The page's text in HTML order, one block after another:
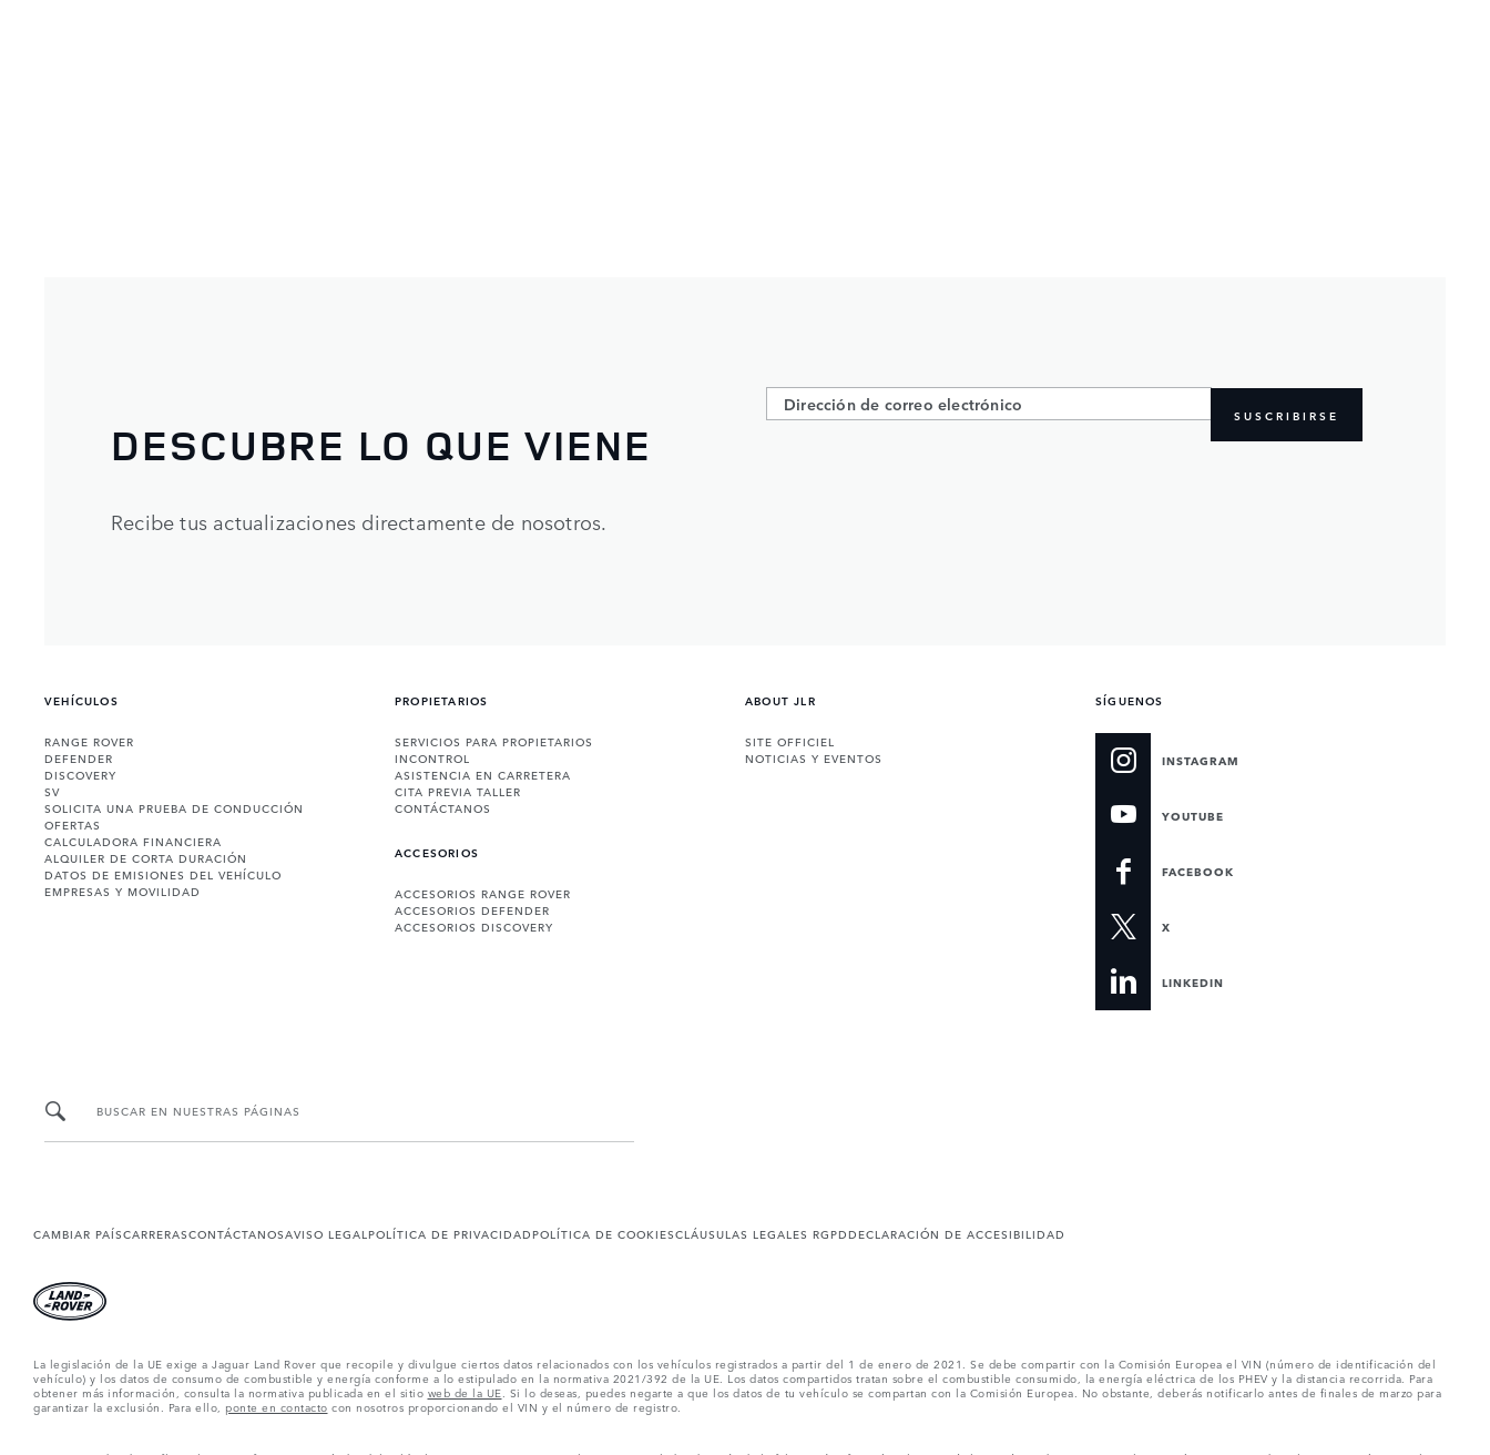
DESCUBRE LO QUE VIENE
Recibe tus actualizaciones directamente de nosotros.
SUSCRIBIRSE
VEHÍCULOS
RANGE ROVER
DEFENDER
DISCOVERY
SV
SOLICITA UNA PRUEBA DE CONDUCCIÓN
OFERTAS
CALCULADORA FINANCIERA
ALQUILER DE CORTA DURACIÓN
DATOS DE EMISIONES DEL VEHÍCULO
EMPRESAS Y MOVILIDAD
PROPIETARIOS
SERVICIOS PARA PROPIETARIOS
INCONTROL
ASISTENCIA EN CARRETERA
CITA PREVIA TALLER
CONTÁCTANOS
ACCESORIOS
ACCESORIOS RANGE ROVER
ACCESORIOS DEFENDER
ACCESORIOS DISCOVERY
ABOUT JLR
SITE OFFICIEL
NOTICIAS Y EVENTOS
SÍGUENOS
INSTAGRAM
YOUTUBE
FACEBOOK
X
LINKEDIN
BUSCAR EN NUESTRAS PÁGINAS
CAMBIAR PAÍSCARRERASCONTÁCTANOSAVISO LEGAL POLÍTICA DE PRIVACIDADPOLÍTICA DE COOKIESCLÁUSULAS LEGALES RGPDDECLARACIÓN DE ACCESIBILIDAD
La legislación de la UE exige a Jaguar Land Rover que recopile y divulgue ciertos datos relacionados con los vehículos registrados a partir del 1 de enero de 2021. Se debe compartir con la Comisión Europea el VIN (número de identificación del
vehículo) y los datos de consumo de combustible y energía conforme a lo estipulado en la normativa 2021/392 de la UE. Los datos compartidos tratan sobre el combustible consumido, la energía eléctrica de los PHEV y la distancia recorrida. Para
obtener más información, consulta la normativa publicada en el sitio web de la UE . Si lo deseas, puedes negarte a que los datos de tu vehículo se compartan con la Comisión Europea. No obstante, deberás notificarlo antes de finales de marzo para
garantizar la exclusión. Para ello, ponte en contacto con nosotros proporcionando el VIN y el número de registro.